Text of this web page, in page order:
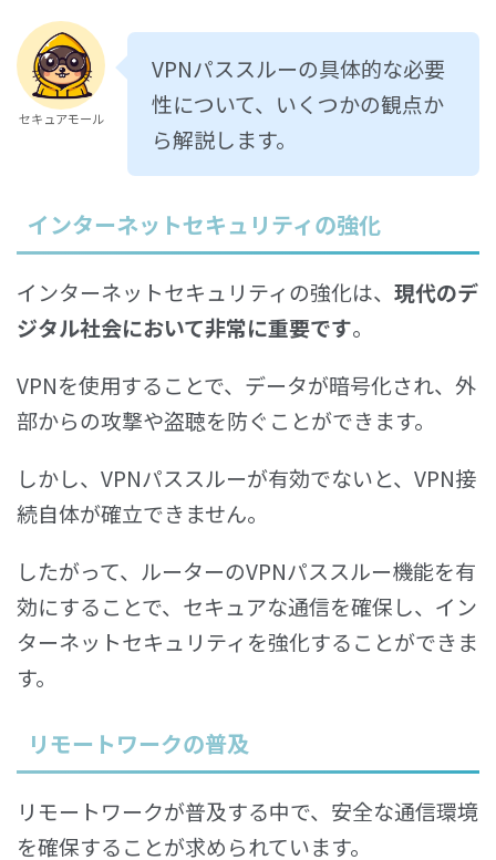
セキュアモール
VPNパススルーの具体的な必要
性について、いくつかの観点か
ら解説します。
インターネットセキュリティの強化
インターネットセキュリティの強化は、 現代のデ
ジタル社会において非常に重要です。
VPNを使用することで、データが暗号化され、外
部からの攻撃や盗聴を防ぐことができます。
しかし、VPNパススルーが有効でないと、VPN接
続自体が確立できません。
したがって、ルーターのVPNパススルー機能を有
効にすることで、セキュアな通信を確保し、イン
ターネットセキュリティを強化することができま
す。
リモートワークの普及
リモートワークが普及する中で、安全な通信環境
を確保することが求められています。